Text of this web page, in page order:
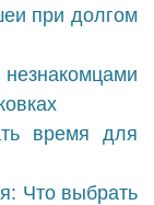
при долгом
время для
Что выбрать